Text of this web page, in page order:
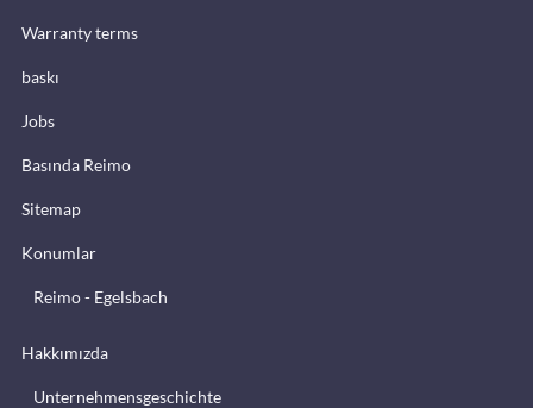
Warranty terms
baskı
Jobs
Basında Reimo
Sitemap
Konumlar
Reimo - Egelsbach
Hakkımızda
Unternehmensgeschichte